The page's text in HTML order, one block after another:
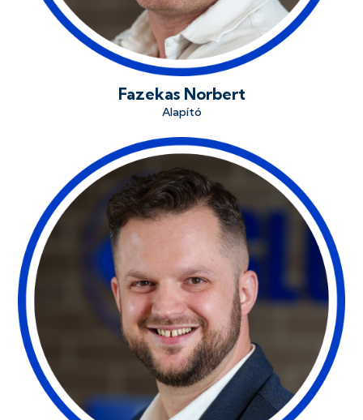
Fazekas Norbert
Alapító